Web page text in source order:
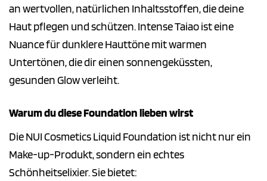
an wertvollen, natürlichen Inhaltsstoffen, die deine
Haut pflegen und schützen. Intense Taiao ist eine
Nuance für dunklere Hauttöne mit warmen
Untertönen, die dir einen sonnengeküssten,
gesunden Glow verleiht.
Warum du diese Foundation lieben wirst
Die NUI Cosmetics Liquid Foundation ist nicht nur ein
Make-up-Produkt, sondern ein echtes
Schönheitselixier. Sie bietet: